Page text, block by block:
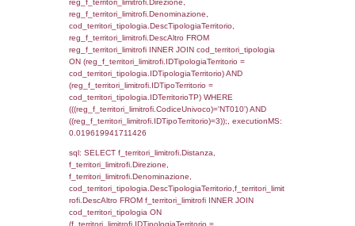
INNER JOIN el_nazioni ON
el_nazioni.IDStato WHERE
executionMS: 0.00068807601928711
sql: SELECT el_regioni.Regione,
el_comuni.Comune,
f_confini INNER JOIN ((el_comuni INNER
ON el_comuni.IstProvincia =
INNER JOIN el_regioni ON
el_regioni.IstRegione) ON
el_comuni.IstComune WHERE